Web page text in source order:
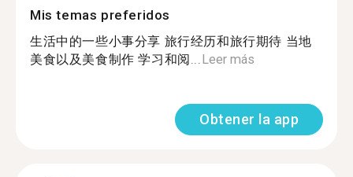
Mis temas preferidos
生活中的一些小事分享 旅行经历和旅行期待 当地
美食以及美食制作 学习和阅... Leer más
Obtener la app